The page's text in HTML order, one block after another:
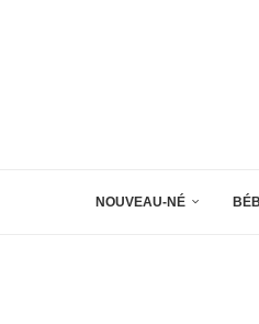
NOUVEAU-NÉ